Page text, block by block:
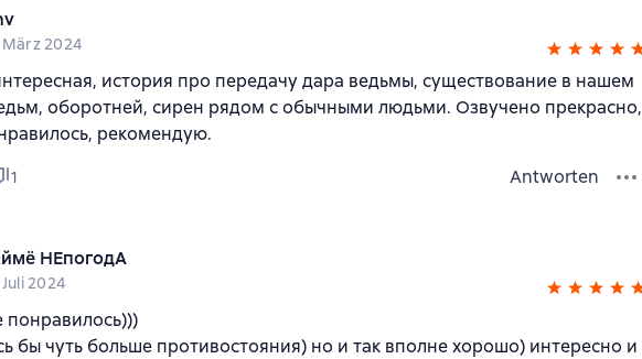
2024
история про передачу дара ведьмы, существование в нашем
оборотней, сирен рядом с обычными людьми. Озвучено прекрасно,
рекомендую.
1 Antworten
НЕпогодА
2024
понравилось)))
бы чуть больше противостояния) но и так вполне хорошо) интересно и